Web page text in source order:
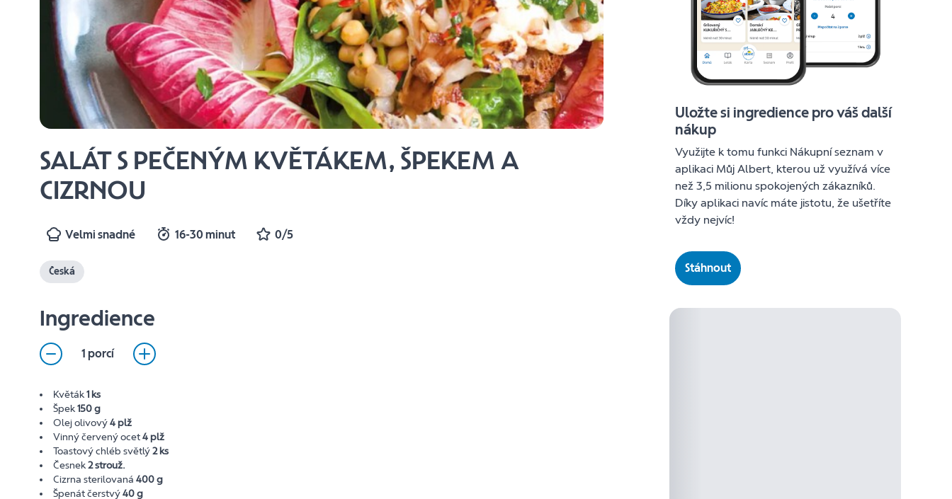
SALÁT S PEČENÝM KVĚTÁKEM, ŠPEKEM A
CIZRNOU
Velmi snadné 16-30 minut 0/5
Česká
Ingredience
1 porcí
Květák1 ks
Špek150 g
Olej olivový4 plž
Vinný červený ocet4 plž
Toastový chléb světlý2 ks
Česnek2 strouž.
Cizrna sterilovaná400 g
Špenát čerstvý40 g
Uložte si ingredience pro váš další
nákup
Využijte k tomu funkci Nákupní seznam v
aplikaci Můj Albert, kterou už využívá více
než 3,5 milionu spokojených zákazníků.
Díky aplikaci navíc máte jistotu, že ušetříte
vždy nejvíc!
Stáhnout